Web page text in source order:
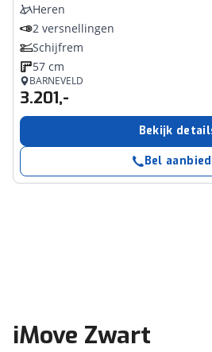
Heren
2 versnellingen
Schijfrem
57 cm
BARNEVELD
3.201,-
Bekijk
Bel
iMove Zwart